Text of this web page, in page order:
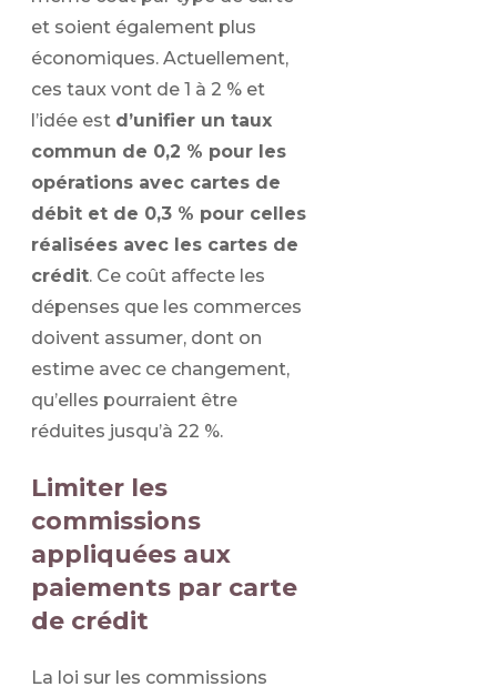
et soient également plus
économiques. Actuellement,
ces taux vont de 1 à 2 % et
l’idée est d’unifier un taux
commun de 0,2 % pour les
opérations avec cartes de
débit et de 0,3 % pour celles
réalisées avec les cartes de
crédit. Ce coût affecte les
dépenses que les commerces
doivent assumer, dont on
estime avec ce changement,
qu’elles pourraient être
réduites jusqu’à 22 %.
Limiter les
commissions
appliquées aux
paiements par carte
de crédit
La loi sur les commissions